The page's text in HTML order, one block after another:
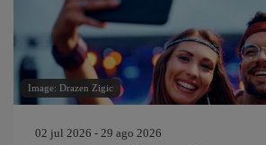
Image: Drazen Zigic
02 jul 2026 - 29 ago 2026